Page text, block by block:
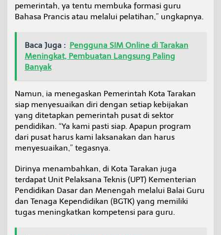
pemerintah, ya tentu membuka formasi guru
Bahasa Prancis atau melalui pelatihan,” ungkapnya.
Baca Juga : Pengguna SIM Online di Tarakan
Meningkat, Pembuatan Langsung Paling
Banyak
Namun, ia menegaskan Pemerintah Kota Tarakan
siap menyesuaikan diri dengan setiap kebijakan
yang ditetapkan pemerintah pusat di sektor
pendidikan. “Ya kami pasti siap. Apapun program
dari pusat harus kami laksanakan dan harus
menyesuaikan,” tegasnya.
Dirinya menambahkan, di Kota Tarakan juga
terdapat Unit Pelaksana Teknis (UPT) Kementerian
Pendidikan Dasar dan Menengah melalui Balai Guru
dan Tenaga Kependidikan (BGTK) yang memiliki
tugas meningkatkan kompetensi para guru.